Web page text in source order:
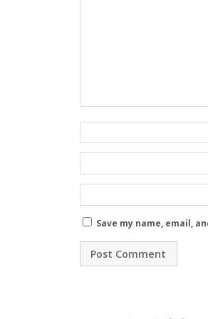
Save my name, email,